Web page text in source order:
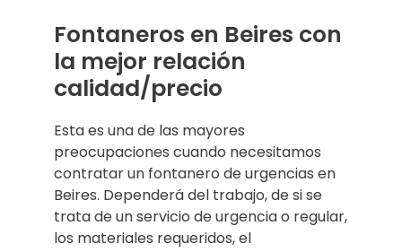
Fontaneros en Beires con
la mejor relación
calidad/precio
Esta es una de las mayores
preocupaciones cuando necesitamos
contratar un fontanero de urgencias en
Beires. Dependerá del trabajo, de si se
trata de un servicio de urgencia o regular,
los materiales requeridos, el